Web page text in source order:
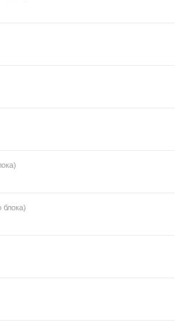
блока)